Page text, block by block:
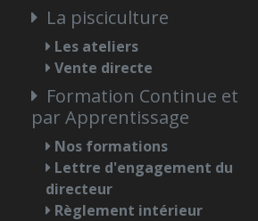
La pisciculture
Les ateliers
Vente directe
Formation Continue et
par Apprentissage
Nos formations
Lettre d'engagement du
directeur
Règlement intérieur